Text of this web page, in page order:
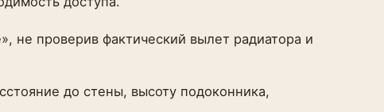
не проверив фактический вылет радиатора и
до стены, высоту подоконника,